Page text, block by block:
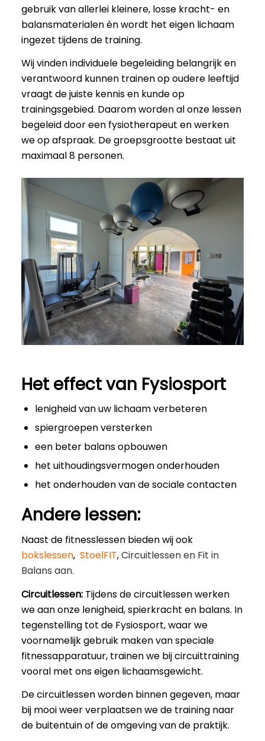
gebruik van allerlei kleinere, losse kracht- en
balansmaterialen èn wordt het eigen lichaam
ingezet tijdens de training.
Wij vinden individuele begeleiding belangrijk en
verantwoord kunnen trainen op oudere leeftijd
vraagt de juiste kennis en kunde op
trainingsgebied. Daarom worden al onze lessen
begeleid door een fysiotherapeut en werken
we op afspraak. De groepsgrootte bestaat uit
maximaal 8 personen.
Het effect van Fysiosport
lenigheid van uw lichaam verbeteren
spiergroepen versterken
een beter balans opbouwen
het uithoudingsvermogen onderhouden
het onderhouden van de sociale contacten
Andere lessen:
Naast de fitnesslessen bieden wij ook
bokslessen, StoelFIT,Circuitlessen en Fit in
Balans aan.
Circuitlessen:Tijdens de circuitlessen werken
we aan onze lenigheid, spierkracht en balans. In
tegenstelling tot de Fysiosport, waar we
voornamelijk gebruik maken van speciale
fitnessapparatuur, trainen we bij circuittraining
vooral met ons eigen lichaamsgewicht.
De circuitlessen worden binnen gegeven, maar
bij mooi weer verplaatsen we de training naar
de buitentuin of de omgeving van de praktijk.